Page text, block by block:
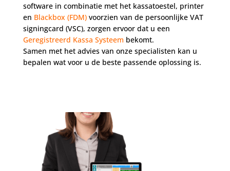
software in combinatie met het kassatoestel, printer
en Blackbox (FDM)voorzien van de persoonlijke VAT
signingcard (VSC), zorgen ervoor dat u een
Geregistreerd Kassa Systeem bekomt.
Samen met het advies van onze specialisten kan u
bepalen wat voor u de beste passende oplossing is.